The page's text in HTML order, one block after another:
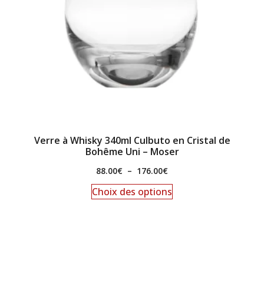
Verre à Whisky 340ml Culbuto en Cristal de
Bohême Uni – Moser
88.00€ – 176.00€
Choix des options